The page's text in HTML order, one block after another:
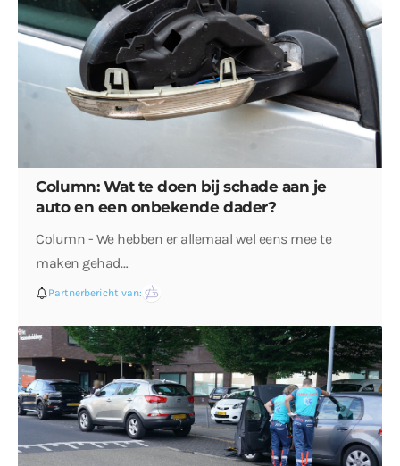
Column: Wat te doen bij schade aan je
auto en een onbekende dader?
Column - We hebben er allemaal wel eens mee te
maken gehad…
Partnerbericht van: